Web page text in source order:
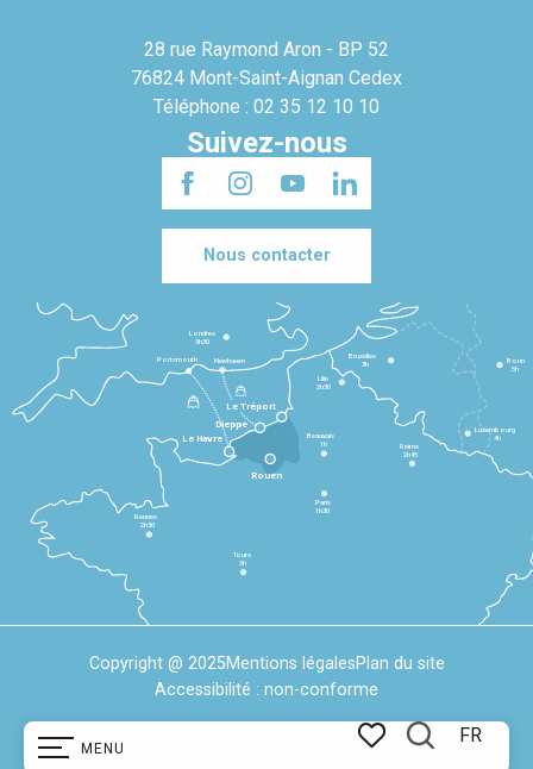
MENU
FR
28 rue Raymond Aron - BP 52
76824 Mont-Saint-Aignan Cedex
Téléphone : 02 35 12 10 10
Suivez-nous
Nous contacter
Le Havre
Dieppe
Le Tréport
Rennes
2h30
Tours
3h
Paris
1h30
Beauvais
1h
Reims
2h45
Lille
2h30
Bruxelles
3h
Londres
3h30
Newhaven
Portsmouth
Bonn
5h
Luxembourg
4h
Rouen
Copyright @ 2025Mentions légalesPlan du site
Accessibilité : non-conforme